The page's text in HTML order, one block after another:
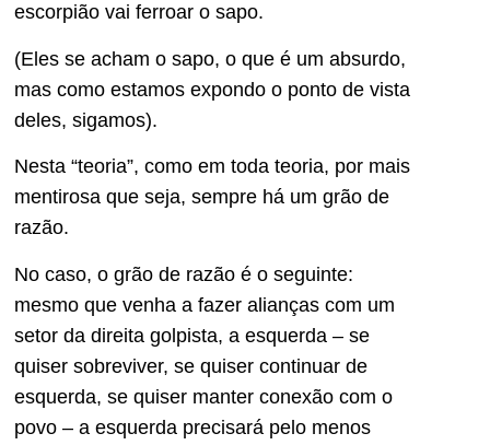
escorpião vai ferroar o sapo.
(Eles se acham o sapo, o que é um absurdo,
mas como estamos expondo o ponto de vista
deles, sigamos).
Nesta “teoria”, como em toda teoria, por mais
mentirosa que seja, sempre há um grão de
razão.
No caso, o grão de razão é o seguinte:
mesmo que venha a fazer alianças com um
setor da direita golpista, a esquerda – se
quiser sobreviver, se quiser continuar de
esquerda, se quiser manter conexão com o
povo – a esquerda precisará pelo menos